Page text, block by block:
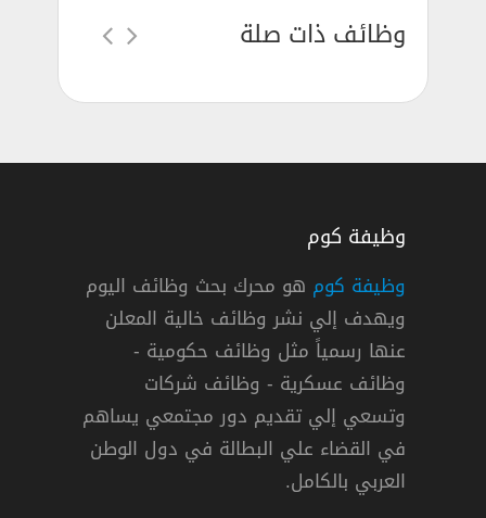
وظائف ذات صلة
خميس مشيط,الخبر, حائل,الظهران ,الأحساء دوام كامل
وظيفة كوم
وظيفة كوم هو محرك بحث وظائف اليوم
ويهدف إلي نشر وظائف خالية المعلن
عنها رسمياً مثل وظائف حكومية -
وظائف عسكرية - وظائف شركات
وتسعي إلي تقديم دور مجتمعي يساهم
في القضاء علي البطالة في دول الوطن
العربي بالكامل.